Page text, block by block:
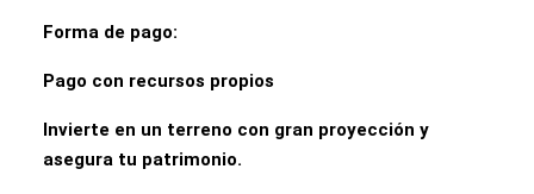
Forma de pago:
Pago con recursos propios
Invierte en un terreno con gran proyección y
asegura tu patrimonio.